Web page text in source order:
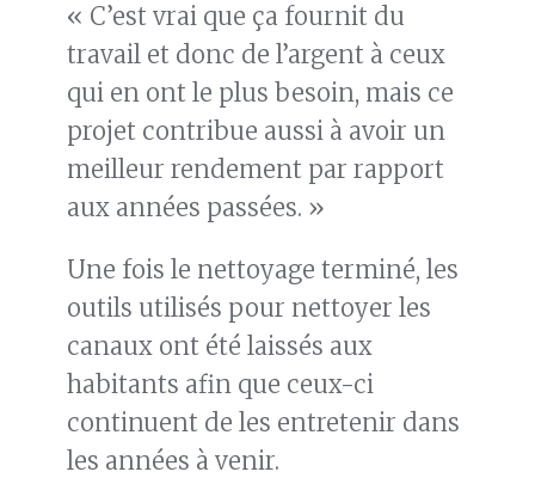
« C’est vrai que ça fournit du
travail et donc de l’argent à ceux
qui en ont le plus besoin, mais ce
projet contribue aussi à avoir un
meilleur rendement par rapport
aux années passées. »
Une fois le nettoyage terminé, les
outils utilisés pour nettoyer les
canaux ont été laissés aux
habitants afin que ceux-ci
continuent de les entretenir dans
les années à venir.